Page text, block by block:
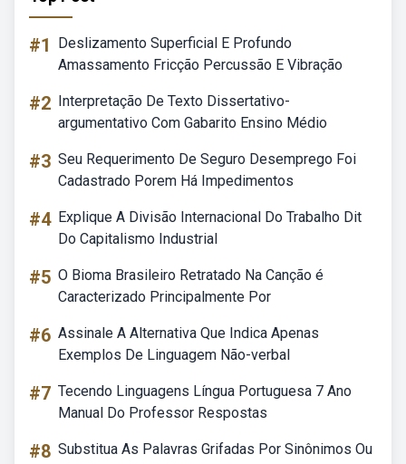
#1
Deslizamento Superficial E Profundo
Amassamento Fricção Percussão E Vibração
#2 Interpretação De Texto Dissertativo-
argumentativo Com Gabarito Ensino Médio
#3 Seu Requerimento De Seguro Desemprego Foi
Cadastrado Porem Há Impedimentos
#4 Explique A Divisão Internacional Do Trabalho Dit
Do Capitalismo Industrial
#5 O Bioma Brasileiro Retratado Na Canção é
Caracterizado Principalmente Por
#6 Assinale A Alternativa Que Indica Apenas
Exemplos De Linguagem Não-verbal
#7 Tecendo Linguagens Língua Portuguesa 7 Ano
Manual Do Professor Respostas
#8 Substitua As Palavras Grifadas Por Sinônimos Ou